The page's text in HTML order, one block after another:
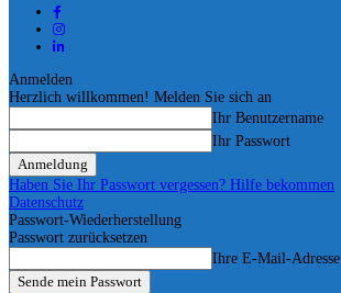
Anmelden
Herzlich willkommen! Melden Sie sich an
Ihr Benutzername
Ihr Passwort
Haben Sie Ihr Passwort vergessen? Hilfe bekommen
Datenschutz
Passwort-Wiederherstellung
Passwort zurücksetzen
Ihre E-Mail-Adresse